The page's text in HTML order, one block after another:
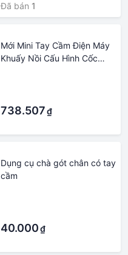
Đã bán 1
Mới Mini Tay Cầm Điện Máy
Khuấy Nồi Cấu Hình Cốc
Mặt Foamer Dụng Cụ Nhà
738.507₫
Dụng cụ chà gót chân có tay
cầm
40.000₫